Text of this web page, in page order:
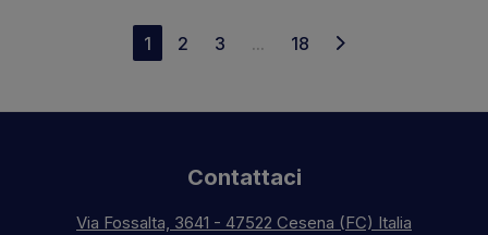
1 2 3 ... 18
Contattaci
Via Fossalta, 3641 - 47522 Cesena (FC) Italia